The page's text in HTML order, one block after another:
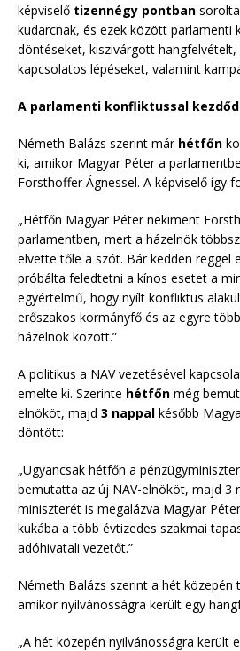
képviselő tizennégy pontban
kudarcnak, és ezek között parlamenti
döntéseket, kiszivárgott hangfelvételt,
kapcsolatos lépéseket, valamint
A parlamenti konfliktussal
Németh Balázs szerint már hétfőn
ki, amikor Magyar Péter a
Forsthoffer Ágnessel. A képviselő így
„Hétfőn Magyar Péter nekiment
parlamentben, mert a házelnök
elvette tőle a szót. Bár kedden reggel
próbálta feledtetni a kínos esetet a
egyértelmű, hogy nyílt konfliktus
erőszakos kormányfő és az egyre
házelnök között.”
A politikus a NAV vezetésével
emelte ki. Szerinte hétfőn még
elnököt, majd 3 nappal később
döntött:
„Ugyancsak hétfőn a
bemutatta az új NAV-elnököt, majd 3
miniszterét is megalázva Magyar
kukába a több évtizedes szakmai
adóhivatali vezetőt.”
Németh Balázs szerint a hét közepén
amikor nyilvánosságra került egy
„A hét közepén nyilvánosságra került